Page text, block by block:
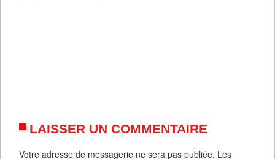
LAISSER UN COMMENTAIRE
Votre adresse de messagerie ne sera pas publiée. Les